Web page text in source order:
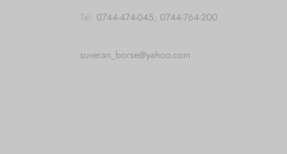
Tel: 0744-474-045; 0744-764-200
suveran_borse@yahoo.com